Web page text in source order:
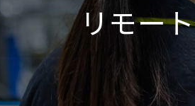
リモー